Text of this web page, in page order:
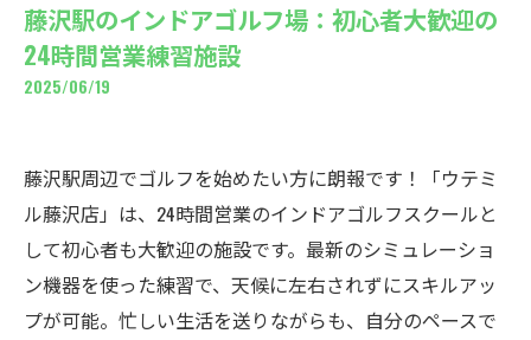
藤沢駅のインドアゴルフ場：初心者大歓迎の
24時間営業練習施設
2025/06/19
藤沢駅周辺でゴルフを始めたい方に朗報です！「ウテミ
ル藤沢店」は、24時間営業のインドアゴルフスクールと
して初心者も大歓迎の施設です。最新のシミュレーショ
ン機器を使った練習で、天候に左右されずにスキルアッ
プが可能。忙しい生活を送りながらも、自分のペースで